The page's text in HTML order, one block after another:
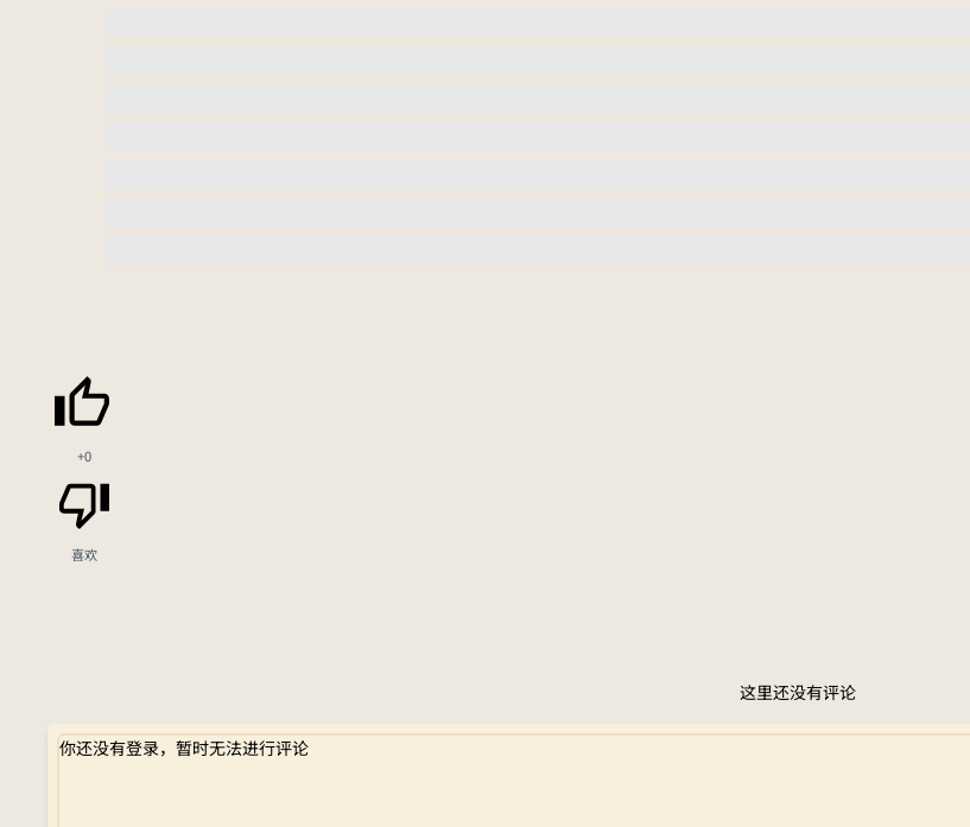
+0
喜欢
这里还没有评论
你还没有登录，暂时无法进行评论